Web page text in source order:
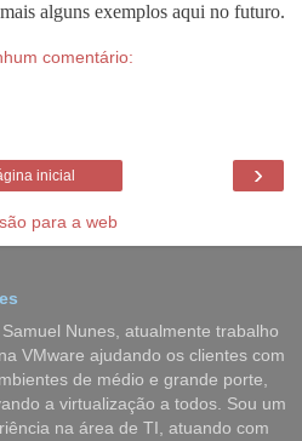
alguns exemplos aqui no futuro.
comentário:
›
inicial
para a web
Nunes, atualmente trabalho
VMware ajudando os clientes com
de médio e grande porte,
a virtualização a todos. Sou um
na área de TI, atuando com